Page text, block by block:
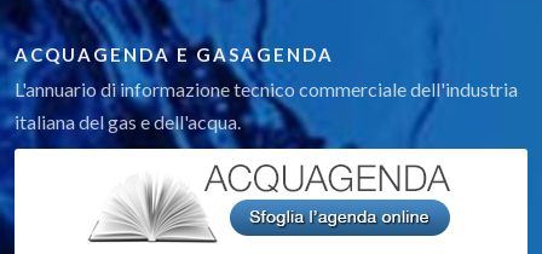
ACQUAGENDA E GASAGENDA
L'annuario di informazione tecnico commerciale dell'industria
italiana del gas e dell'acqua.